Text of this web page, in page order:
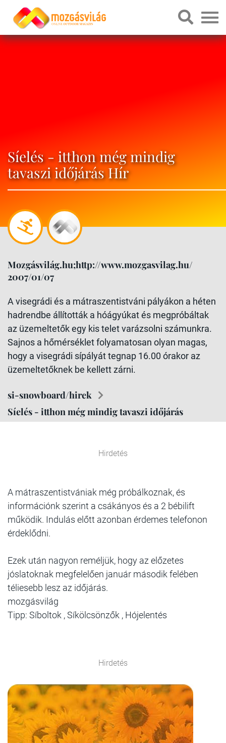
Síelés - itthon még mindig
tavaszi időjárás Hír
Mozgásvilág.hu;http://www.mozgasvilag.hu/
2007/01/07
A visegrádi és a mátraszentistváni pályákon a héten
hadrendbe állították a hóágyúkat és megpróbáltak
az üzemeltetők egy kis telet varázsolni számunkra.
Sajnos a hőmérséklet folyamatosan olyan magas,
hogy a visegrádi sípályát tegnap 16.00 órakor az
üzemeltetőknek be kellett zárni.
si-snowboard/hirek
Síelés - itthon még mindig tavaszi időjárás
Hirdetés
A mátraszentistvániak még próbálkoznak, és
információnk szerint a csákányos és a 2 bébilift
működik. Indulás előtt azonban érdemes telefonon
érdeklődni.
Ezek után nagyon reméljük, hogy az előzetes
jóslatoknak megfelelően január második felében
téliesebb lesz az időjárás.
mozgásvilág
Tipp: Síboltok , Síkölcsönzők , Hójelentés
Hirdetés